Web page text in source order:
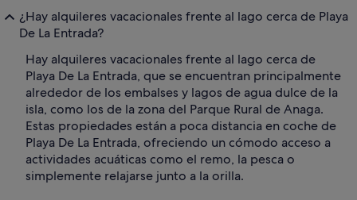
¿Hay alquileres vacacionales frente al lago cerca de Playa
De La Entrada?
Hay alquileres vacacionales frente al lago cerca de
Playa De La Entrada, que se encuentran principalmente
alrededor de los embalses y lagos de agua dulce de la
isla, como los de la zona del Parque Rural de Anaga.
Estas propiedades están a poca distancia en coche de
Playa De La Entrada, ofreciendo un cómodo acceso a
actividades acuáticas como el remo, la pesca o
simplemente relajarse junto a la orilla.